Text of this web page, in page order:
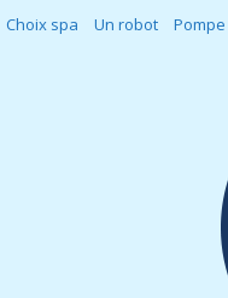
Choix spa Un robot